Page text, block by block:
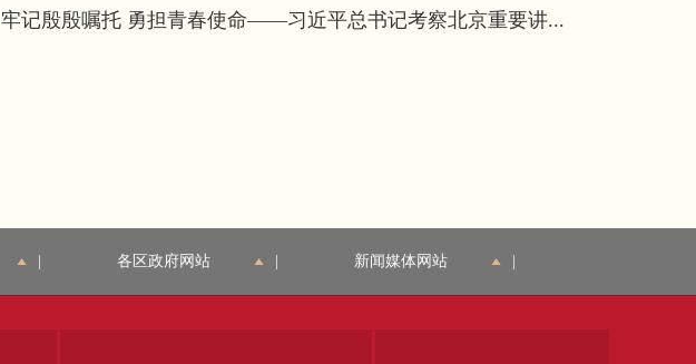
牢记殷殷嘱托 勇担青春使命——习近平总书记考察北京重要讲...
各区政府网站 新闻媒体网站